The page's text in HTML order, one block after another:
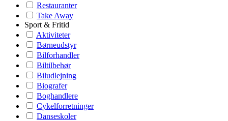
Restauranter
Take Away
Sport & Fritid
Aktiviteter
Børneudstyr
Bilforhandler
Biltilbehør
Biludlejning
Biografer
Boghandlere
Cykelforretninger
Danseskoler